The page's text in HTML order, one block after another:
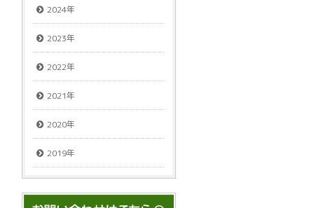
2024年
2023年
2022年
2021年
2020年
2019年